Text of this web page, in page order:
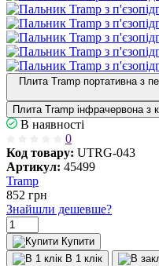
Плита Tramp портативна з
Плита Tramp інфрачервона з
В наявності
0
Код товару: UTRG-043
Артикул: 45499
Tramp
852 грн
Знайшли дешевше?
Купити
В 1 клік